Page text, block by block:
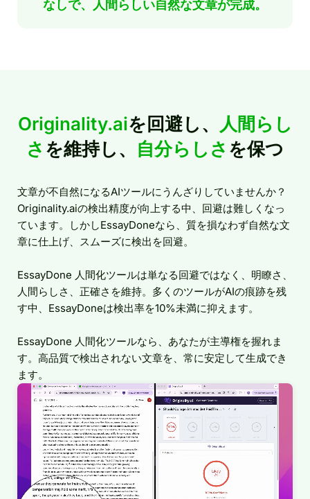
なしで、人間らしい自然な文章が完成。
Originality.aiを回避し、
人間らし
さ を維持し、 自分らしさ を保つ
文章が不自然になるAIツールにうんざりしていませんか？
Originality.aiの検出精度が向上する中、回避は難しくなっ
ています。しかしEssayDoneなら、質を損なわず自然な文
章に仕上げ、スムーズに検出を回避。
EssayDone 人間化ツールは単なる回避ではなく、明瞭さ、
人間らしさ、正確さを維持。多くのツールがAIの痕跡を残
す中、EssayDoneは検出率を10%未満に抑えます。
EssayDone 人間化ツールなら、あなたが主導権を握れま
す。高品質で検出されない文章を、常に安定して生成でき
ます。